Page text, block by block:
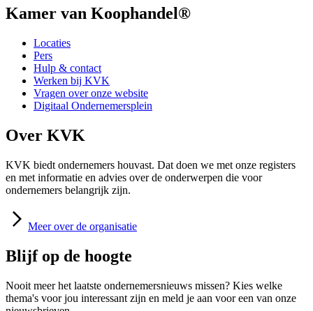
Kamer van Koophandel®
Locaties
Pers
Hulp & contact
Werken bij KVK
Vragen over onze website
Digitaal Ondernemersplein
Over KVK
KVK biedt ondernemers houvast. Dat doen we met onze registers
en met informatie en advies over de onderwerpen die voor
ondernemers belangrijk zijn.
Meer over de organisatie
Blijf op de hoogte
Nooit meer het laatste ondernemersnieuws missen? Kies welke
thema's voor jou interessant zijn en meld je aan voor een van onze